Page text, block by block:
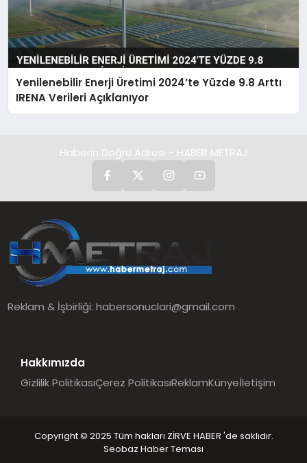
Yenilenebilir Enerji Üretimi 2024’te Yüzde 9.8 Arttı
IRENA Verileri Açıklanıyor
Haberin Doğru Adresi - HABER METRAJ
Reklam & İşbirliği:habersonuclari@gmail.com
Hakkımızda
Gizlilik PolitikasıÇerez PolitikasıReklamKünyeİletişim
Copyright © 2025 Tüm hakları ZİRVE HABER 'de saklıdır.
Seobaz Haber Teması